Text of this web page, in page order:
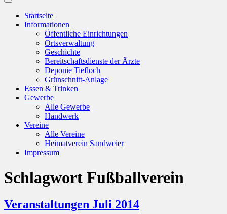
Suchfeld
ein-/ausblenden
Startseite
Informationen
Öffentliche Einrichtungen
Ortsverwaltung
Geschichte
Bereitschaftsdienste der Ärzte
Deponie Tiefloch
Grünschnitt-Anlage
Essen & Trinken
Gewerbe
Alle Gewerbe
Handwerk
Vereine
Alle Vereine
Heimatverein Sandweier
Impressum
Schlagwort Fußballverein
Veranstaltungen Juli 2014